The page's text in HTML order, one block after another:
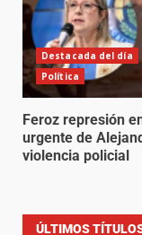
Destacada del día
Política
Feroz represión
urgente de
violencia policial
ÚLTIMOS